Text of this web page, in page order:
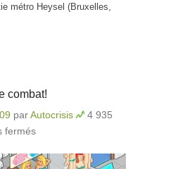
métro Heysel (Bruxelles,
combat!
parAutocrisis
4 935
fermés